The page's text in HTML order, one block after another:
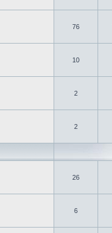
76
10
2
2
26
6